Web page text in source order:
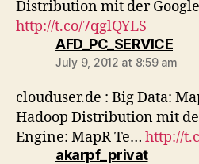
Distribution mit der
http://t.co/7qglQYLS
AFD_PC_SERVICEsays:
July 9, 2012 at 8:59 am
clouduser.de : Big Data:
Hadoop Distribution mit
Engine: MapR Te… http://
akarpf_privatsays: